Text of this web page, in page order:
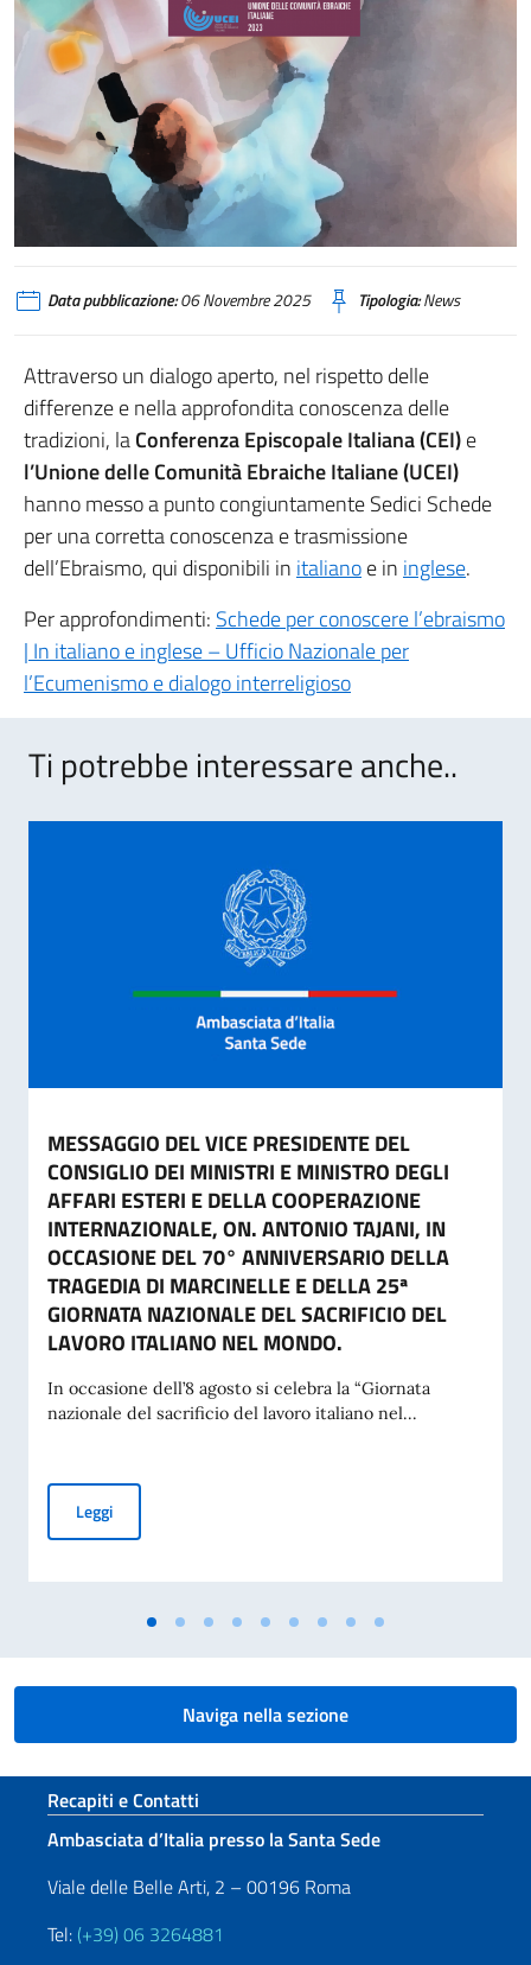
Data pubblicazione:06 Novembre 2025 Tipologia:News
Attraverso un dialogo aperto, nel rispetto delle
differenze e nella approfondita conoscenza delle
tradizioni, laConferenza Episcopale Italiana (CEI)e
l’Unione delle Comunità Ebraiche Italiane (UCEI)
hanno messo a punto congiuntamente Sedici Schede
per una corretta conoscenza e trasmissione
dell’Ebraismo, qui disponibili in italianoe in inglese.
Per approfondimenti: Schede per conoscere l’ebraismo
| In italiano e inglese – Ufficio Nazionale per
l’Ecumenismo e dialogo interreligioso
Ti potrebbe interessare anche..
MESSAGGIO DEL VICE PRESIDENTE DEL
CONSIGLIO DEI MINISTRI E MINISTRO DEGLI
AFFARI ESTERI E DELLA COOPERAZIONE
INTERNAZIONALE, ON. ANTONIO TAJANI, IN
OCCASIONE DEL 70° ANNIVERSARIO DELLA
TRAGEDIA DI MARCINELLE E DELLA 25ª
GIORNATA NAZIONALE DEL SACRIFICIO DEL
LAVORO ITALIANO NEL MONDO.
In occasione dell’8 agosto si celebra la “Giornata
nazionale del sacrificio del lavoro italiano nel...
LeggiMESSAGGIO DEL VICE PRESIDENTE DEL CONSIGLIO DEI
Naviga nella sezione
Sezione footer
Recapiti e Contatti
Ambasciata d’Italia presso la Santa Sede
Viale delle Belle Arti, 2 – 00196 Roma
Tel: (+39) 06 3264881